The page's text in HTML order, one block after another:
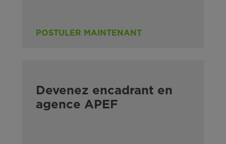
POSTULER MAINTENANT
Devenez encadrant en
agence APEF